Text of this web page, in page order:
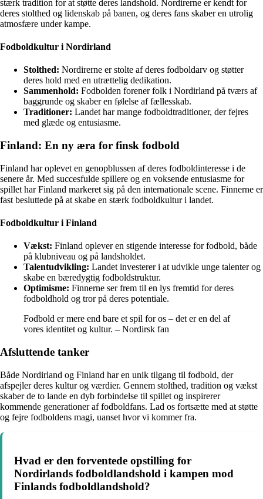
stærk tradition for at støtte deres landshold. Nordirerne er kendt for
deres stolthed og lidenskab på banen, og deres fans skaber en utrolig
atmosfære under kampe.
Fodboldkultur i Nordirland
Stolthed: Nordirerne er stolte af deres fodboldarv og støtter
deres hold med en utrættelig dedikation.
Sammenhold: Fodbolden forener folk i Nordirland på tværs af
baggrunde og skaber en følelse af fællesskab.
Traditioner: Landet har mange fodboldtraditioner, der fejres
med glæde og entusiasme.
Finland: En ny æra for finsk fodbold
Finland har oplevet en genopblussen af deres fodboldinteresse i de
senere år. Med succesfulde spillere og en voksende entusiasme for
spillet har Finland markeret sig på den internationale scene. Finnerne er
fast besluttede på at skabe en stærk fodboldkultur i landet.
Fodboldkultur i Finland
Vækst: Finland oplever en stigende interesse for fodbold, både
på klubniveau og på landsholdet.
Talentudvikling: Landet investerer i at udvikle unge talenter og
skabe en bæredygtig fodboldstruktur.
Optimisme: Finnerne ser frem til en lys fremtid for deres
fodboldhold og tror på deres potentiale.
Fodbold er mere end bare et spil for os – det er en del af
vores identitet og kultur. – Nordirsk fan
Afsluttende tanker
Både Nordirland og Finland har en unik tilgang til fodbold, der
afspejler deres kultur og værdier. Gennem stolthed, tradition og vækst
skaber de to lande en dyb forbindelse til spillet og inspirerer
kommende generationer af fodboldfans. Lad os fortsætte med at støtte
og fejre fodboldens magi, uanset hvor vi kommer fra.
Hvad er den forventede opstilling for
Nordirlands fodboldlandshold i kampen mod
Finlands fodboldlandshold?